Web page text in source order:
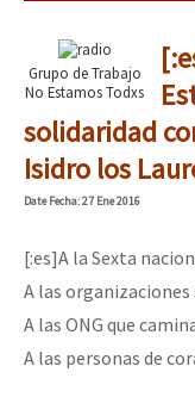
Grupo de Trabajo
No Estamos Todxs
solidaridad
Isidro los
DateFecha: 27 Ene 2016
[:es]A la Sexta
A las
A las ONG que
A las personas de